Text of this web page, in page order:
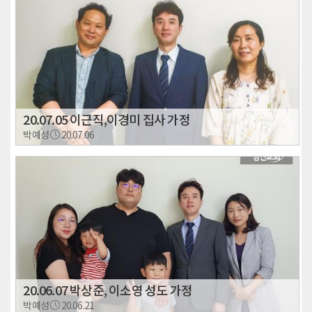
20.07.05 이근직,이경미 집사 가정
박예성 20.07.06
20.06.07 박상준, 이소영 성도 가정
박예성 20.06.21